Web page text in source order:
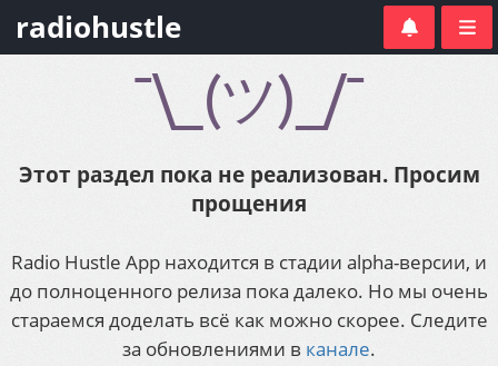
radiohustle
¯\_(ツ)_/¯
Этот раздел пока не реализован. Просим
прощения
Radio Hustle App находится в стадии alpha-версии, и
до полноценного релиза пока далеко. Но мы очень
стараемся доделать всё как можно скорее. Следите
за обновлениями в канале.